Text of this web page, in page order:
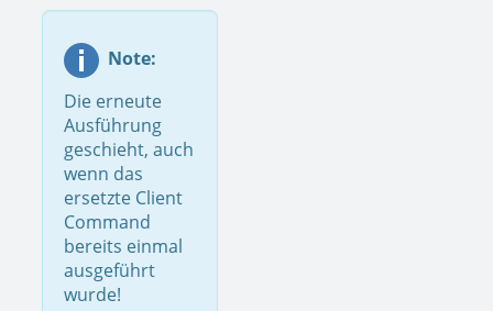
Note:
Die erneute
Ausführung
geschieht, auch
wenn das
ersetzte Client
Command
bereits einmal
ausgeführt
wurde!